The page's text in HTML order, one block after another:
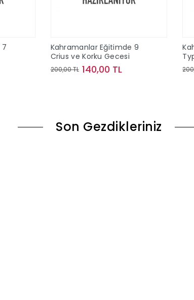
Kahramanlar Eğitimde 9
Crius ve Korku Gecesi
200,00 TL 140,00 TL
Son Gezdikleriniz